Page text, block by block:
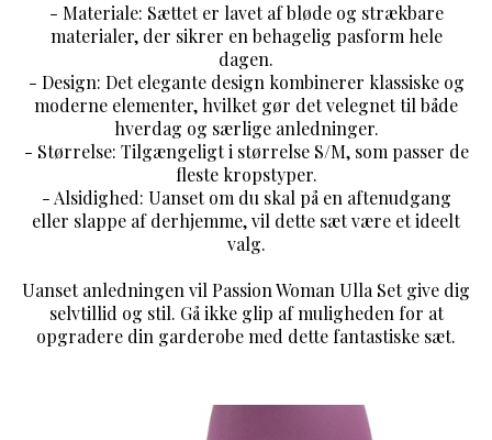
- Materiale: Sættet er lavet af bløde og strækbare
materialer, der sikrer en behagelig pasform hele
dagen.
- Design: Det elegante design kombinerer klassiske og
moderne elementer, hvilket gør det velegnet til både
hverdag og særlige anledninger.
- Størrelse: Tilgængeligt i størrelse S/M, som passer de
fleste kropstyper.
- Alsidighed: Uanset om du skal på en aftenudgang
eller slappe af derhjemme, vil dette sæt være et ideelt
valg.
Uanset anledningen vil Passion Woman Ulla Set give dig
selvtillid og stil. Gå ikke glip af muligheden for at
opgradere din garderobe med dette fantastiske sæt.